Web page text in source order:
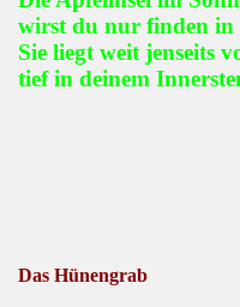
wirst du nur finden in
Sie liegt weit jenseits
tief in deinem
Das Hünengrab